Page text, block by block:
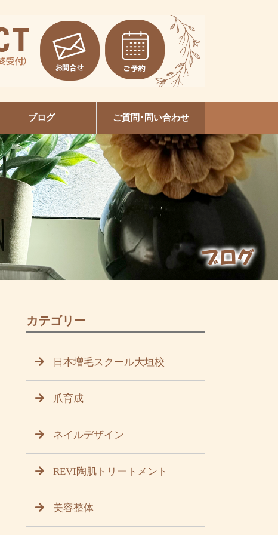
ブログ
日本増毛スクール大垣校
ネイルデザイン
REVI陶肌トリートメント
爪育成
美容整体
セルフホワイトニング
ルビケイトセミナー
ご質問･問い合わせ
カテゴリー
日本増毛スクール大垣校
爪育成
ネイルデザイン
REVI陶肌トリートメント
美容整体